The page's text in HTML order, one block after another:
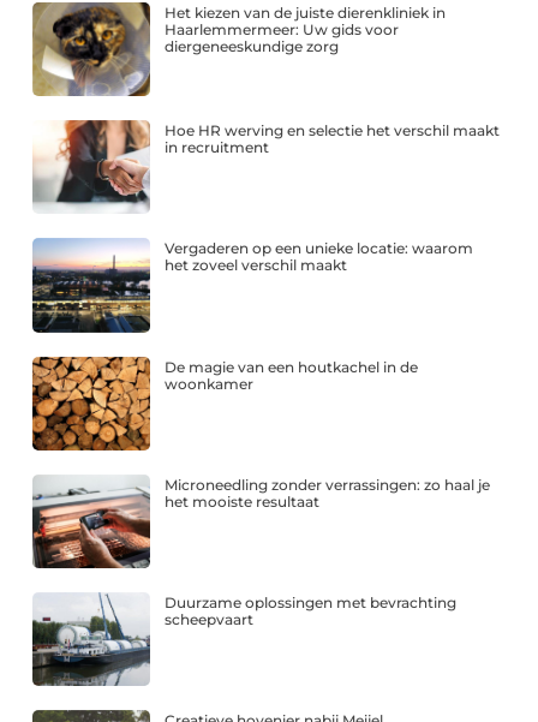
Het kiezen van de juiste dierenkliniek in
Haarlemmermeer: Uw gids voor
diergeneeskundige zorg
Hoe HR werving en selectie het verschil maakt
in recruitment
Vergaderen op een unieke locatie: waarom
het zoveel verschil maakt
De magie van een houtkachel in de
woonkamer
Microneedling zonder verrassingen: zo haal je
het mooiste resultaat
Duurzame oplossingen met bevrachting
scheepvaart